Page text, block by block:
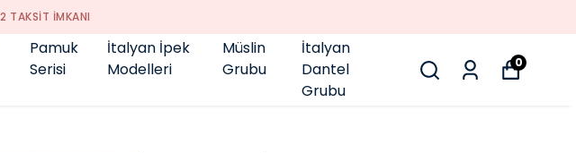
Pamuk
Serisi
İtalyan İpek
Modelleri
Müslin
Grubu
İtalyan
Dantel
Grubu
0